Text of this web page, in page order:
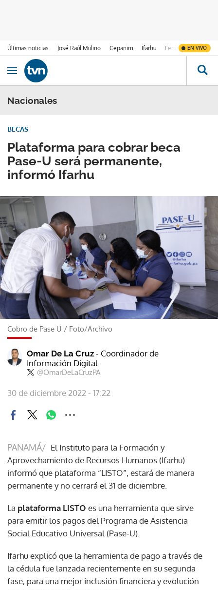
Últimas noticias José Raúl Mulino Cepanim Ifarhu Fenómeno de El
EN VIVO
Ir al contenido
Obrir navegació
Nacionales
Plataforma para cobrar beca
Pase-U será permanente,
informó Ifarhu
BECAS
Cobro de Pase U / Foto/Archivo
Omar De La Cruz - Coordinador de
Información Digital
@OmarDeLaCruzPA
30 de diciembre 2022 - 17:22
PANAMÁ/ El Instituto para la Formación y
Aprovechamiento de Recursos Humanos (Ifarhu)
informó que plataforma “LISTO”, estará de manera
permanente y no cerrará el 31 de diciembre.
La plataforma LISTO es una herramienta que sirve
para emitir los pagos del Programa de Asistencia
Social Educativo Universal (Pase-U).
Ifarhu explicó que la herramienta de pago a través de
la cédula fue lanzada recientemente en su segunda
fase, para una mejor inclusión financiera y evolución